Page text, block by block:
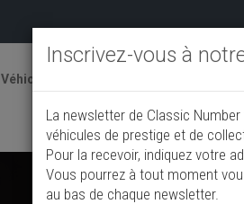
Véhicules
Inscrivez-vous à
La newsletter de Classic
véhicules de prestige et de
Pour la recevoir, indiquez votre
Vous pourrez à tout moment
au bas de chaque newsletter.